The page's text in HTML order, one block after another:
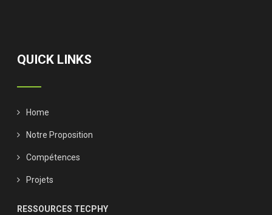
QUICK LINKS
Home
Notre Proposition
Compétences
Projets
RESSOURCES TECPHY